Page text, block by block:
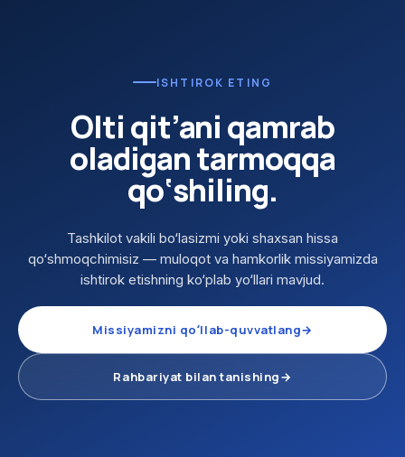
ISHTIROK ETING
Olti qit’ani qamrab
oladigan tarmoqqa
qo‘shiling.
Tashkilot vakili bo‘lasizmi yoki shaxsan hissa
qo‘shmoqchimisiz — muloqot va hamkorlik missiyamizda
ishtirok etishning ko‘plab yo‘llari mavjud.
Missiyamizni qoʻllab-quvvatlang→
Rahbariyat bilan tanishing→